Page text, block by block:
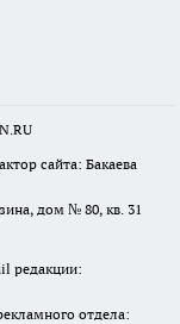
сайта: Бакаева
дом № 80, кв. 31
редакции:
отдела: